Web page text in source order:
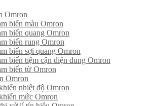
Omron
biến màu Omron
biến quang Omron
biến rung Omron
biến sợi quang Omron
biến tiệm cận điện dung Omron
biến từ Omron
Omron
nhiệt độ Omron
mức Omron